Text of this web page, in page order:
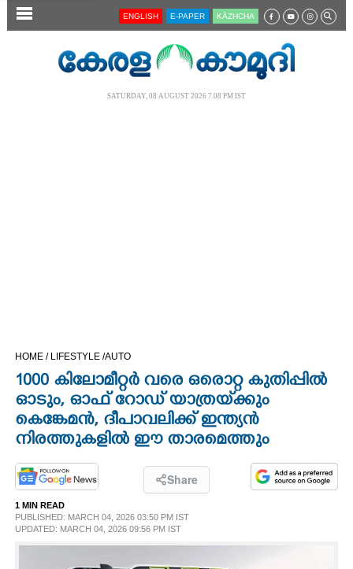
SECTIONS
OPINION
LIFESTYLE
SPIRITUAL
ENGLISH E-PAPER KĀZHCHA
SATURDAY, 08 AUGUST 2026 7.08 PM IST
HOME / LIFESTYLE /AUTO
1000 കിലോമീറ്റർ വരെ ഒരൊറ്റ കുതിപ്പിൽ
ഓടും, ഓഫ് റോഡ് യാത്രയ്‌ക്കും
കെങ്കേമൻ, ദീപാവലിക്ക് ഇന്ത്യൻ
നിരത്തുകളിൽ ഈ താരമെത്തും
Share
1 MIN READ
PUBLISHED: MARCH 04, 2026 03:50 PM IST
UPDATED: MARCH 04, 2026 09:56 PM IST